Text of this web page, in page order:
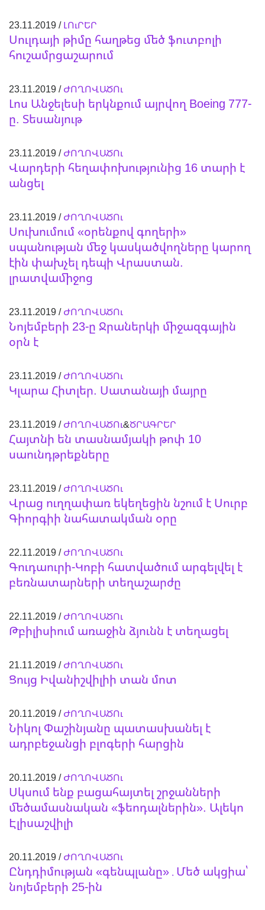
23.11.2019 /ԼՈւՐԵՐ
Սուլդայի թիմը հաղթեց մեծ ֆուտբոլի
հուշամրցաշարում
23.11.2019 /ԺՈՂՈՎԱԾՈւ
Լոս Անջելեսի երկնքում այրվող Boeing 777-
ը. Տեսանյութ
23.11.2019 /ԺՈՂՈՎԱԾՈւ
Վարդերի հեղափոխությունից 16 տարի է
անցել
23.11.2019 /ԺՈՂՈՎԱԾՈւ
Սուխումում «օրենքով գողերի»
սպանության մեջ կասկածվողները կարող
էին փախչել դեպի Վրաստան.
լրատվամիջոց
23.11.2019 /ԺՈՂՈՎԱԾՈւ
Նոյեմբերի 23-ը Ջրաներկի միջազգային
օրն է
23.11.2019 /ԺՈՂՈՎԱԾՈւ
Կլարա Հիտլեր. Սատանայի մայրը
23.11.2019 /ԺՈՂՈՎԱԾՈւ&ԾՐԱԳՐԵՐ
Հայտնի են տասնամյակի թոփ 10
սաունդթրեքները
23.11.2019 /ԺՈՂՈՎԱԾՈւ
Վրաց ուղղափառ եկեղեցին նշում է Սուրբ
Գիորգիի նահատակման օրը
22.11.2019 /ԺՈՂՈՎԱԾՈւ
Գուդաուրի-Կոբի հատվածում արգելվել է
բեռնատարների տեղաշարժը
22.11.2019 /ԺՈՂՈՎԱԾՈւ
Թբիլիսիում առաջին ձյունն է տեղացել
21.11.2019 /ԺՈՂՈՎԱԾՈւ
Ցույց Իվանիշվիլիի տան մոտ
20.11.2019 /ԺՈՂՈՎԱԾՈւ
Նիկոլ Փաշինյանը պատասխանել է
ադրբեջանցի բլոգերի հարցին
20.11.2019 /ԺՈՂՈՎԱԾՈւ
Սկսում ենք բացահայտել շրջանների
մեծամասնական «ֆեոդալներին». Ալեկո
Էլիսաշվիլի
20.11.2019 /ԺՈՂՈՎԱԾՈւ
Ընդդիմության «գենպլանը»․Մեծ ակցիա՝
նոյեմբերի 25-ին